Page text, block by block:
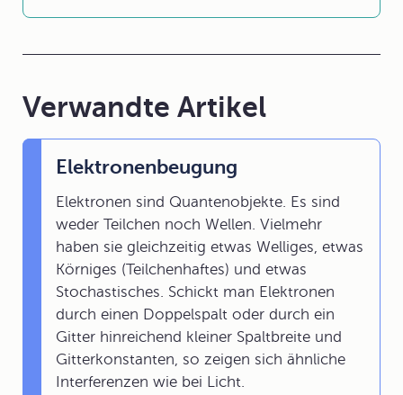
Verwandte Artikel
Elektronenbeugung
Elektronen sind Quantenobjekte. Es sind
weder Teilchen noch Wellen. Vielmehr
haben sie gleichzeitig etwas Welliges, etwas
Körniges (Teilchenhaftes) und etwas
Stochastisches. Schickt man Elektronen
durch einen Doppelspalt oder durch ein
Gitter hinreichend kleiner Spaltbreite und
Gitterkonstanten, so zeigen sich ähnliche
Interferenzen wie bei Licht.